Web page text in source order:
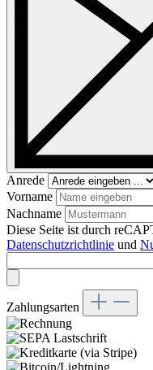
Anrede
Vorname
Nachname
Diese Seite ist durch
Datenschutzrichtlinie und
Zahlungsarten